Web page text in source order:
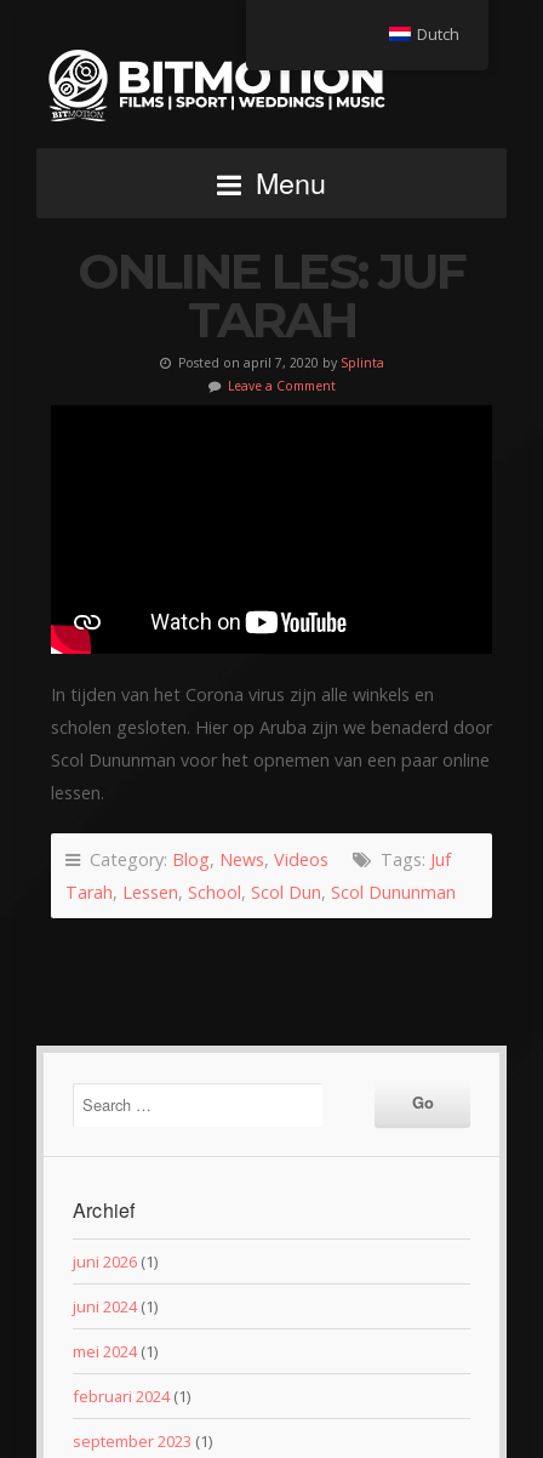
Menu
ONLINE LES: JUF
TARAH
Posted on april 7, 2020 by Splinta
Leave a Comment
In tijden van het Corona virus zijn alle winkels en
scholen gesloten. Hier op Aruba zijn we benaderd door
Scol Dununman voor het opnemen van een paar online
lessen.
Category: Blog, News, Videos Tags: Juf
Tarah, Lessen, School, Scol Dun, Scol Dununman
Archief
juni 2026 (1)
juni 2024(1)
mei 2024(1)
februari 2024(1)
september 2023 (1)
Dutch